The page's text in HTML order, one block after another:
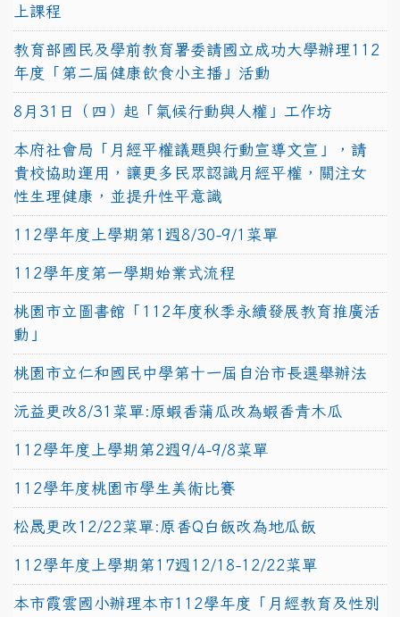
上課程
教育部國民及學前教育署委請國立成功大學辦理112
年度「第二屆健康飲食小主播」活動
8月31日（四）起「氣候行動與人權」工作坊
本府社會局「月經平權議題與行動宣導文宣」，請
貴校協助運用，讓更多民眾認識月經平權，關注女
性生理健康，並提升性平意識
112學年度上學期第1週8/30-9/1菜單
112學年度第一學期始業式流程
桃園市立圖書館「112年度秋季永續發展教育推廣活
動」
桃園市立仁和國民中學第十一屆自治市長選舉辦法
沅益更改8/31菜單:原蝦香蒲瓜改為蝦香青木瓜
112學年度上學期第2週9/4-9/8菜單
112學年度桃園市學生美術比賽
松晟更改12/22菜單:原香Q白飯改為地瓜飯
112學年度上學期第17週12/18-12/22菜單
本市霞雲國小辦理本市112學年度「月經教育及性別